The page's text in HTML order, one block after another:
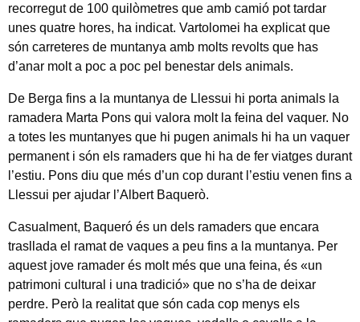
recorregut de 100 quilòmetres que amb camió pot tardar
unes quatre hores, ha indicat. Vartolomei ha explicat que
són carreteres de muntanya amb molts revolts que has
d’anar molt a poc a poc pel benestar dels animals.
De Berga fins a la muntanya de Llessui hi porta animals la
ramadera Marta Pons qui valora molt la feina del vaquer. No
a totes les muntanyes que hi pugen animals hi ha un vaquer
permanent i són els ramaders que hi ha de fer viatges durant
l’estiu. Pons diu que més d’un cop durant l’estiu venen fins a
Llessui per ajudar l’Albert Baquerò.
Casualment, Baqueró és un dels ramaders que encara
trasllada el ramat de vaques a peu fins a la muntanya. Per
aquest jove ramader és molt més que una feina, és «un
patrimoni cultural i una tradició» que no s’ha de deixar
perdre. Però la realitat que són cada cop menys els